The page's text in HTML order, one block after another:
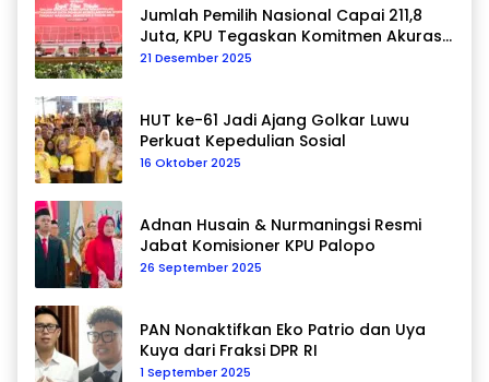
Jumlah Pemilih Nasional Capai 211,8
Juta, KPU Tegaskan Komitmen Akurasi
Data Berkelanjutan
21 Desember 2025
HUT ke-61 Jadi Ajang Golkar Luwu
Perkuat Kepedulian Sosial
16 Oktober 2025
Adnan Husain & Nurmaningsi Resmi
Jabat Komisioner KPU Palopo
26 September 2025
PAN Nonaktifkan Eko Patrio dan Uya
Kuya dari Fraksi DPR RI
1 September 2025